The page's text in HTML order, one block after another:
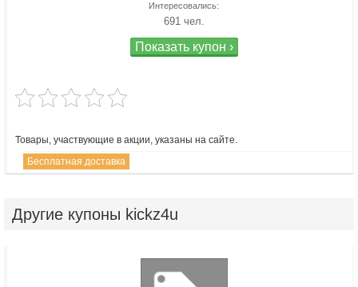
Интересовались:
691 чел.
Показать купон ›
Товары, участвующие в акции, указаны на сайте.
Бесплатная доставка
Другие купоны kickz4u